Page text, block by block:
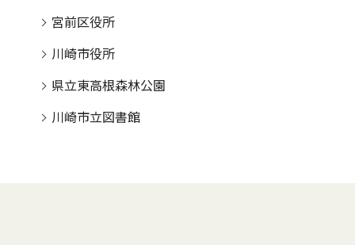
宮前区役所
川崎市役所
県立東高根森林公園
川崎市立図書館